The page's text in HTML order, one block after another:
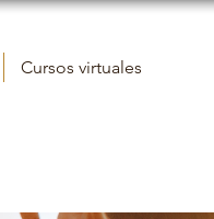
Cursos virtuales